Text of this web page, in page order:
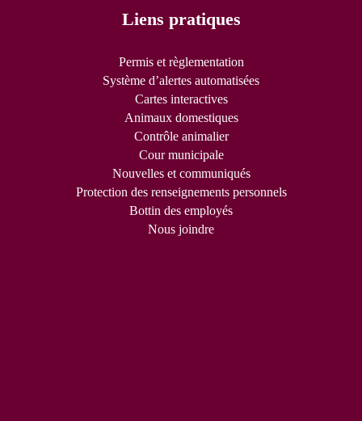
Liens pratiques
Permis et règlementation
Système d’alertes automatisées
Cartes interactives
Animaux domestiques
Contrôle animalier
Cour municipale
Nouvelles et communiqués
Protection des renseignements personnels
Bottin des employés
Nous joindre